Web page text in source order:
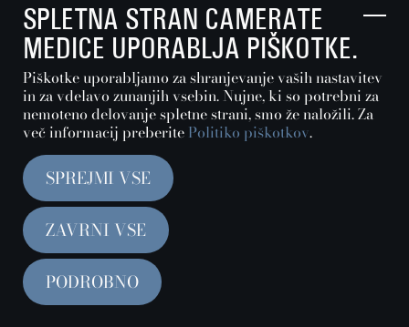
Nastavitve piškotkov
Politika zasebnosti in piškotkov
Interno
© 2026Camerata medica
SPLETNA STRAN CAMERATE
MEDICE UPORABLJA PIŠKOTKE.
Piškotke uporabljamo za shranjevanje vaših nastavitev
in za vdelavo zunanjih vsebin. Nujne, ki so potrebni za
nemoteno delovanje spletne strani, smo že naložili. Za
več informacij preberite Politiko piškotkov.
SPREJMI VSE
ZAVRNI VSE
PODROBNO